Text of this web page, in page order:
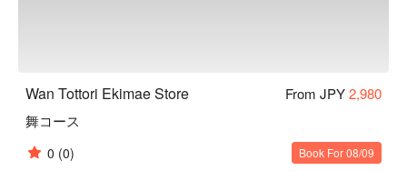
Wan Tottori Ekimae Store From JPY2,980
舞コース
0 (0) Book For 08/09